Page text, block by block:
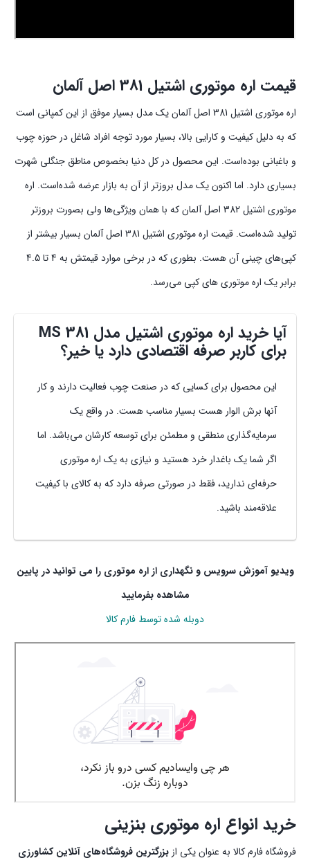
قیمت اره موتوری اشتیل 381 اصل آلمان
اره موتوری اشتیل 381 اصل آلمان یک مدل بسیار موفق از این کمپانی است
که به دلیل کیفیت و کارایی بالا، بسیار مورد توجه افراد شاغل در حوزه چوب
و باغبانی بوده‌است. این محصول در کل دنیا بخصوص مناطق جنگلی شهرت
بسیاری دارد. اما اکنون یک مدل بروزتر از آن به بازار عرضه شده‌است. اره
موتوری اشتیل 382 اصل آلمان که با همان ویژگی‌ها ولی بصورت بروزتر
تولید شده‌است. قیمت اره موتوری اشتیل 381 اصل آلمان بسیار بیشتر از
کپی‌های چینی ‌آن هست. بطوری که در برخی ‌موارد قیمتش به 4 تا 4.5
برابر یک اره موتوری های کپی می‌رسد.
آیا خرید اره موتوری اشتیل مدل MS 381
برای کاربر صرفه اقتصادی دارد یا خیر؟
این محصول برای کسایی که در صنعت چوب فعالیت دارند و کار
آنها برش الوار هست بسیار مناسب هست. در واقع یک
سرمایه‌گذاری منطقی و مطمئن برای توسعه کارشان می‌باشد. اما
اگر شما یک باغدار خرد هستید و نیازی به یک اره موتوری
حرفه‌ای ندارید، فقط در صورتی صرفه دارد که به کالای با کیفیت
علاقه‌مند باشید.
ویدیو آموزش سرویس و نگهداری از اره موتوری را می توانید در پایین
مشاهده بفرمایید
دوبله شده توسط فارم کالا
خرید انواع اره موتوری بنزینی
فروشگاه فارم کالا به عنوان یکی از بزرگترین فروشگاه‌های آنلاین کشاورزی